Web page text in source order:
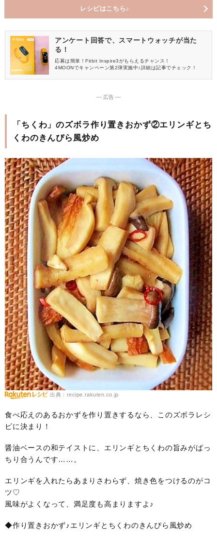
レシピはこちら♪
アンケート回答で、スマートウォッチが当た
る！
応募は簡単！Fitbit Inspire3がもらえるチャンス！
4MOONでキャンペーン第2弾実施中♪詳細は記事でチェック！
― 広告 ―
「ちくわ」のズボラ作り置きおかず②エリンギとち
くわのきんぴら風炒め
出典：recipe.rakuten.co.jp
食べ応えのあるおかずを作り置きするなら、このズボラレシ
ピに決まり！
醤油ベースの和テイストに、エリンギとちくわの旨みがばっ
ちり合うんです……。
エリンギを入れたらあまりさわらず、焼き色をつけるのがコ
ツ♡
風味がよくなって、満足度も高まりますよ♪
◆作り置きおかず♪エリンギとちくわのきんぴら風炒め